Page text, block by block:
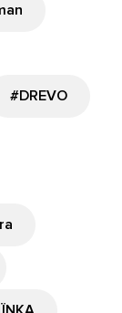
#DREVO